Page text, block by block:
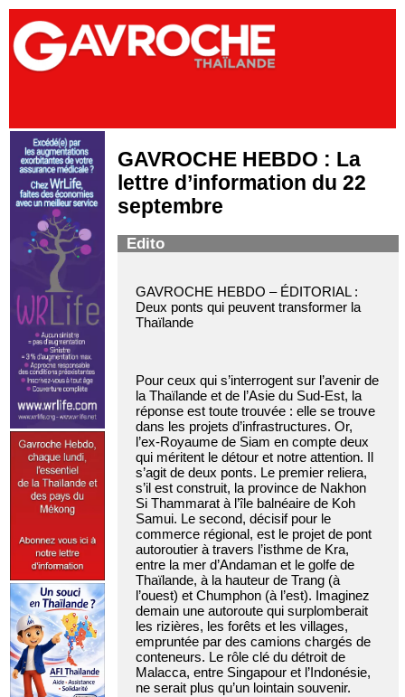
GAVROCHE HEBDO : La
lettre d’information du 22
septembre
Edito
GAVROCHE HEBDO – ÉDITORIAL :
Deux ponts qui peuvent transformer la
Thaïlande
Pour ceux qui s’interrogent sur l’avenir de
la Thaïlande et de l’Asie du Sud-Est, la
réponse est toute trouvée : elle se trouve
dans les projets d’infrastructures. Or,
l’ex-Royaume de Siam en compte deux
qui méritent le détour et notre attention. Il
s’agit de deux ponts. Le premier reliera,
s’il est construit, la province de Nakhon
Si Thammarat à l’île balnéaire de Koh
Samui. Le second, décisif pour le
commerce régional, est le projet de pont
autoroutier à travers l’isthme de Kra,
entre la mer d’Andaman et le golfe de
Thaïlande, à la hauteur de Trang (à
l’ouest) et Chumphon (à l’est). Imaginez
demain une autoroute qui surplomberait
les rizières, les forêts et les villages,
empruntée par des camions chargés de
conteneurs. Le rôle clé du détroit de
Malacca, entre Singapour et l’Indonésie,
ne serait plus qu’un lointain souvenir.